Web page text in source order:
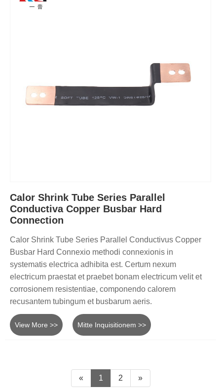
Calor Shrink Tube Series Parallel
Conductiva Copper Busbar Hard
Connection
Calor Shrink Tube Series Parallel Conductivus Copper
Busbar Hard Connexio methodi connexionis in
systematis electrica adhibita est. Certum nexum
electricum praestat et praebet bonam electricum velit et
corrosionem resistentiae, componendo calorem
recusantem tubingum et busbarum aeris.
View More >> Mitte Inquisitionem >>
« 1 2 »